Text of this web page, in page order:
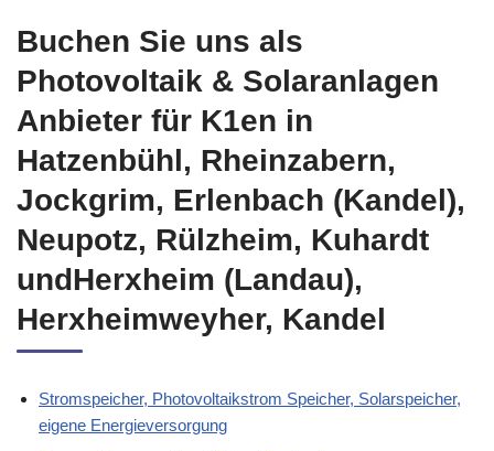
Buchen Sie uns als
Photovoltaik & Solaranlagen
Anbieter für K1en in
Hatzenbühl, Rheinzabern,
Jockgrim, Erlenbach (Kandel),
Neupotz, Rülzheim, Kuhardt
undHerxheim (Landau),
Herxheimweyher, Kandel
Stromspeicher, Photovoltaikstrom Speicher, Solarspeicher,
eigene Energieversorgung